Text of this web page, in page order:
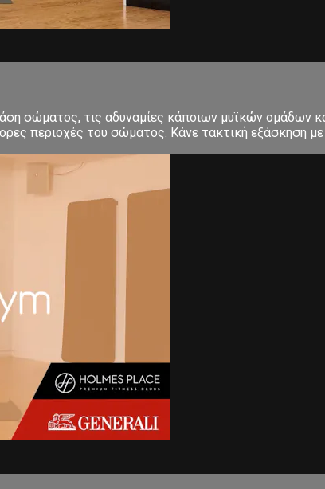
σώματος, τις αδυναμίες κάποιων μυϊκών ομάδων
περιοχές του σώματος. Κάνε τακτική εξάσκηση